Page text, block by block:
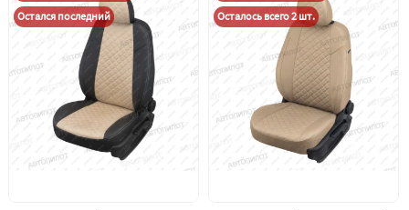
Остался последний
Осталось всего 2 шт.